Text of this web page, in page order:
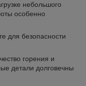
небольшого
особенно
для безопасности
горения и
детали долговечны